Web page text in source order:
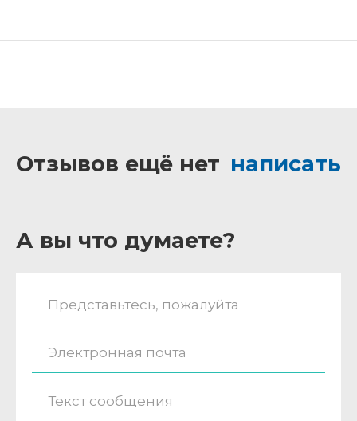
Отзывов ещё нет написать
А вы что думаете?